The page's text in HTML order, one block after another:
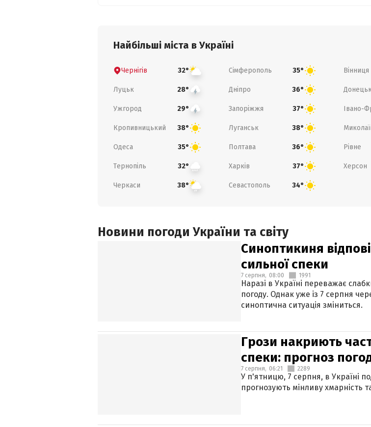
Найбільші міста в Україні
Чернігів 32° Сімферополь 35° Вінниця
Луцьк 28° Дніпро 36°
Ужгород 29° Запоріжжя 37° Івано-
Кропивницький 38° Луганськ 38°
Одеса 35° Полтава 36° Рівне
Тернопіль 32° Харків 37° Херсон
Черкаси 38° Севастополь 34°
Новини погоди України та світу
Синоптикиня
сильної спеки
7 серпня, 08:00 1991
Наразі в Україні переважає
погоду. Однак уже із 7 серпня
синоптична ситуація зміниться.
Грози накриють
спеки: прогноз
7 серпня, 06:21 2289
У п'ятницю, 7 серпня, в Україні
прогнозують мінливу хмарність